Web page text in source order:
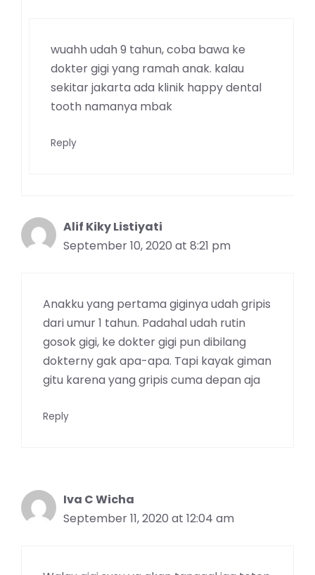
wuahh udah 9 tahun, coba bawa ke
dokter gigi yang ramah anak. kalau
sekitar jakarta ada klinik happy dental
tooth namanya mbak
Reply
Alif Kiky Listiyati
September 10, 2020 at 8:21 pm
Anakku yang pertama giginya udah gripis
dari umur 1 tahun. Padahal udah rutin
gosok gigi, ke dokter gigi pun dibilang
dokterny gak apa-apa. Tapi kayak giman
gitu karena yang gripis cuma depan aja
Reply
Iva C Wicha
September 11, 2020 at 12:04 am